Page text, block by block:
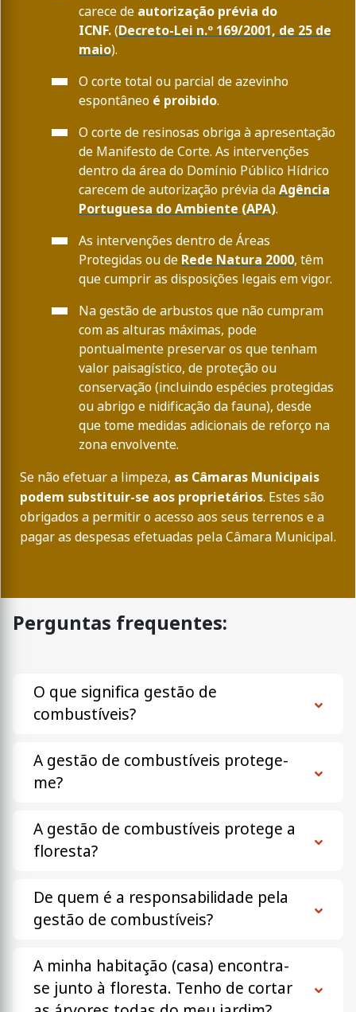
carece de autorização prévia do
ICNF.(Decreto-Lei n.º 169/2001, de 25 de
maio).
O corte total ou parcial de azevinho
espontâneo é proibido.
O corte de resinosas obriga à apresentação
de Manifesto de Corte. As intervenções
dentro da área do Domínio Público Hídrico
carecem de autorização prévia daAgência
Portuguesa do Ambiente (APA).
As intervenções dentro de Áreas
Protegidas ou de Rede Natura 2000, têm
que cumprir as disposições legais em vigor.
Na gestão de arbustos que não cumpram
com as alturas máximas, pode
pontualmente preservar os que tenham
valor paisagístico, de proteção ou
conservação (incluindo espécies protegidas
ou abrigo e nidificação da fauna), desde
que tome medidas adicionais de reforço na
zona envolvente.
Se não efetuar a limpeza, as Câmaras Municipais
podem substituir-se aos proprietários. Estes são
obrigados a permitir o acesso aos seus terrenos e a
pagar as despesas efetuadas pela Câmara Municipal.
Perguntas frequentes:
O que significa gestão de
combustíveis?
A gestão de combustíveis protege-
me?
A gestão de combustíveis protege a
floresta?
De quem é a responsabilidade pela
gestão de combustíveis?
A minha habitação (casa) encontra-
se junto à floresta. Tenho de cortar